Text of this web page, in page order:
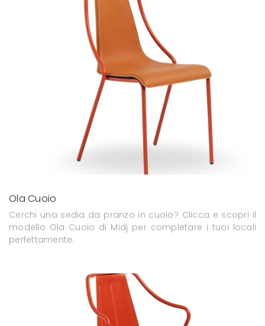
Ola Cuoio
Cerchi una sedia da pranzo in cuoio? Clicca e scopri il
modello Ola Cuoio di Midj per completare i tuoi locali
perfettamente.